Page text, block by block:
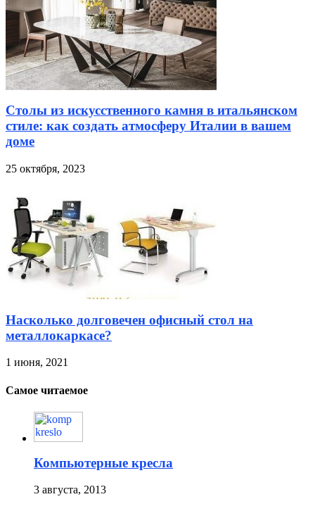
Столы из искусственного камня в итальянском
стиле: как создать атмосферу Италии в вашем
доме
25 октября, 2023
Насколько долговечен офисный стол на
металлокаркасе?
1 июня, 2021
Самое читаемое
Компьютерные кресла
3 августа, 2013